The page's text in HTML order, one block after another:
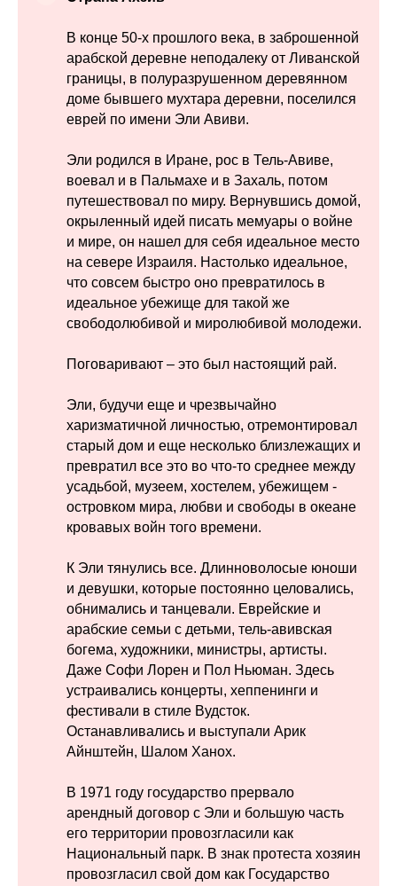
В конце 50-х прошлого века, в заброшенной
арабской деревне неподалеку от Ливанской
границы, в полуразрушенном деревянном
доме бывшего мухтара деревни, поселился
еврей по имени Эли Авиви.
Эли родился в Иране, рос в Тель-Авиве,
воевал и в Пальмахе и в Захаль, потом
путешествовал по миру. Вернувшись домой,
окрыленный идей писать мемуары о войне
и мире, он нашел для себя идеальное место
на севере Израиля. Настолько идеальное,
что совсем быстро оно превратилось в
идеальное убежище для такой же
свободолюбивой и миролюбивой молодежи.
Поговаривают – это был настоящий рай.
Эли, будучи еще и чрезвычайно
харизматичной личностью, отремонтировал
старый дом и еще несколько близлежащих и
превратил все это во что-то среднее между
усадьбой, музеем, хостелем, убежищем -
островком мира, любви и свободы в океане
кровавых войн того времени.
К Эли тянулись все. Длинноволосые юноши
и девушки, которые постоянно целовались,
обнимались и танцевали. Еврейские и
арабские семьи с детьми, тель-авивская
богема, художники, министры, артисты.
Даже Софи Лорен и Пол Ньюман. Здесь
устраивались концерты, хеппенинги и
фестивали в стиле Вудсток.
Останавливались и выступали Арик
Айнштейн, Шалом Ханох.
В 1971 году государство прервало
арендный договор с Эли и большую часть
его территории провозгласили как
Национальный парк. В знак протеста хозяин
провозгласил свой дом как Государство